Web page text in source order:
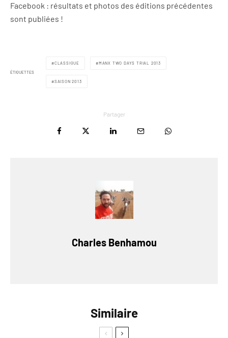
Facebook : résultats et photos des éditions précédentes
sont publiées !
ÉTIQUETTES
CLASSIQUE MANX TWO DAYS TRIAL 2013
SAISON 2013
Partager
Charles Benhamou
Similaire